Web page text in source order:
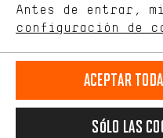
Llamada Programada
Nuestra política de privacidad
Antes de entrar,
configuración de
de nuestro sitio web y
comportamiento de
Más confort
cookies de comodidad,
sociales. Esto nos
adicionales que le
Aceptar
Sólo las